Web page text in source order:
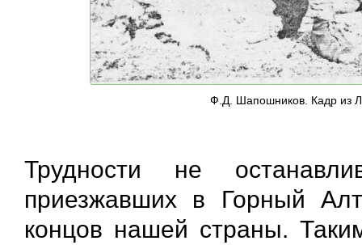
Ф.Д. Шапошников. Кадр из
Трудности не
приезжавших в Горный
концов нашей страны.